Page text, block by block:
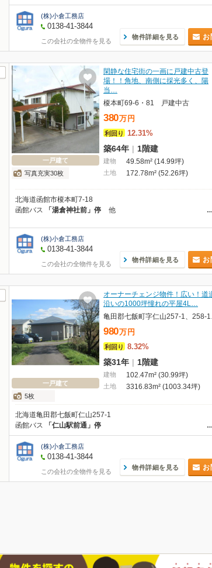
(株)小倉工務店
0138-41-3844
この会社の全物件を見る
物件詳細を見る お
一戸建て
写真充実30枚
閑静な住宅街の一画に戸建中古登
場！！角地、南側に採光多く、陽
当…
榎本町69-6・81 戸建中古
380万 円
利回り 12.31%
築64年 | 1階建
建物 49.58m² (14.99坪)
土地 172.78m² (52.26坪)
北海道函館市榎本町7-18
…
函館バス 「湯倉神社前」停 他
(株)小倉工務店
0138-41-3844
この会社の全物件を見る
物件詳細を見る お
一戸建て
5枚
オーナーチェンジ物件！広い！道
沿いの1000坪憧れの平屋4L…
亀
980万 円
利回り 8.32%
築31年 | 1階建
建物 102.47m² (30.99坪)
土地 3316.83m² (1003.34坪)
北海道亀田郡七飯町仁山257-1
…
函館バス 「仁山駅前通」停
(株)小倉工務店
0138-41-3844
この会社の全物件を見る
物件詳細を見る お